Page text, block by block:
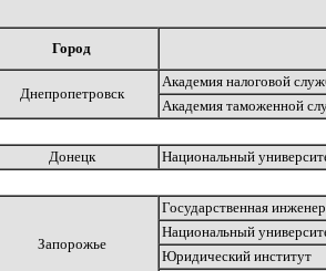
Город
Днепропетровск
Академия налоговой
Академия таможенной
Донецк Национальный
Запорожье
Государственная
Национальный
Юридический институт